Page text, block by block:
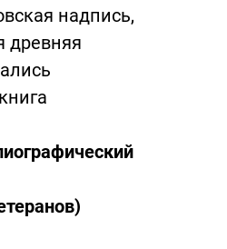
надпись,
древняя